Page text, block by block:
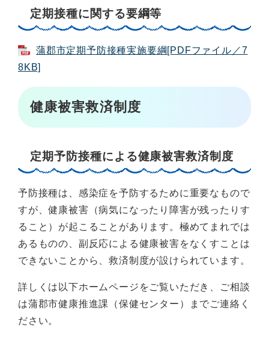
定期接種に関する要綱等
蒲郡市定期予防接種実施要綱[PDFファイル／7
8KB]
健康被害救済制度
定期予防接種による健康被害救済制度
予防接種は、感染症を予防するために重要なもので
すが、健康被害（病気になったり障害が残ったりす
ること）が起こることがあります。極めてまれでは
あるものの、副反応による健康被害をなくすことは
できないことから、救済制度が設けられています。
詳しくは以下ホームページをご覧いただき、ご相談
は蒲郡市健康推進課（保健センター）までご連絡く
ださい。